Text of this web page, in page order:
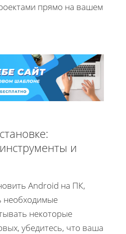
прямо на вашем
и
Android на ПК,
необходимые
некоторые
убедитесь, что ваша